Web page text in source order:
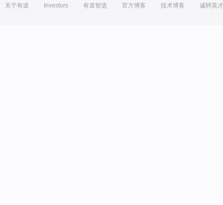
关于有道 Investors 有道智选 官方博客 技术博客 诚聘英才